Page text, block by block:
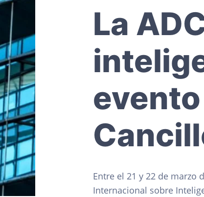
n
p
r
i
n
c
i
p
a
l
r
i
n
c
i
p
a
l
a
i
e
s
La
Entre el 21 y 22 de marzo
Internacional sobre